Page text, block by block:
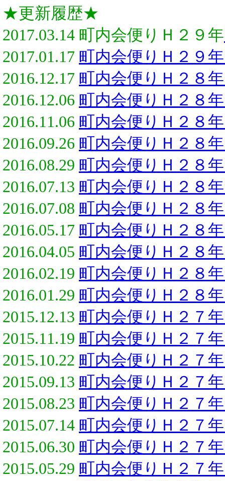
★更新履歴★
2017.03.14 町内会便りＨ２９年
2017.01.17 町内会便りＨ２９
2016.12.17 町内会便りＨ２８
2016.12.06 町内会便りＨ２８
2016.11.06 町内会便りＨ２８
2016.09.26 町内会便りＨ２８
2016.08.29 町内会便りＨ２８
2016.07.13 町内会便りＨ２８
2016.07.08 町内会便りＨ２８
2016.05.17 町内会便りＨ２８
2016.04.05 町内会便りＨ２８
2016.02.19 町内会便りＨ２８
2016.01.29 町内会便りＨ２８
2015.12.13 町内会便りＨ２７
2015.11.19 町内会便りＨ２７
2015.10.22 町内会便りＨ２７
2015.09.13 町内会便りＨ２７
2015.08.23 町内会便りＨ２７
2015.07.14 町内会便りＨ２７
2015.06.30 町内会便りＨ２７
2015.05.29 町内会便りＨ２７